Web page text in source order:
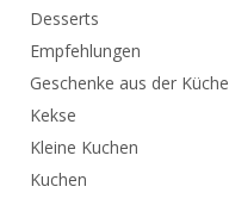
Desserts
Empfehlungen
Geschenke aus der Küche
Kekse
Kleine Kuchen
Kuchen